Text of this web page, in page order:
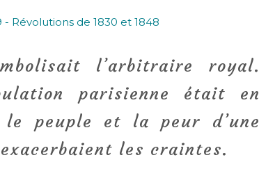
l’arbitraire royal.
parisienne était en
peuple et la peur d’une
les craintes.